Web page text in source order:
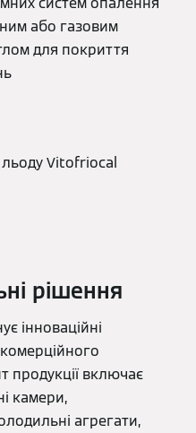
або газовим
для покриття
льоду Vitofriocal
рішення
інноваційні
продукції включає
камери,
агрегати,